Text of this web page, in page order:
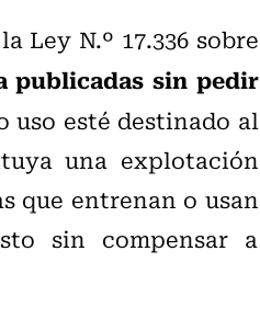
Ley N.º 17.336 sobre
publicadas sin pedir
uso esté destinado al
una explotación
que entrenan o usan
sin compensar a